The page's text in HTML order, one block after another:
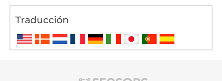
Traducción